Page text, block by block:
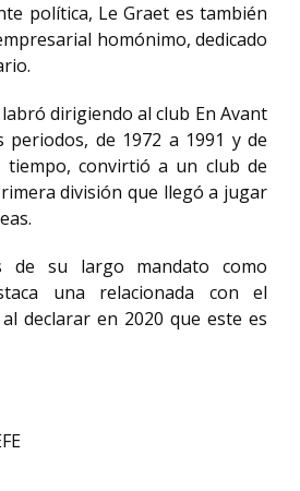
política, Le Graet es también
homónimo, dedicado
dirigiendo al club En Avant
periodos, de 1972 a 1991 y de
tiempo, convirtió a un club de
división que llegó a jugar
de su largo mandato como
una relacionada con el
declarar en 2020 que este es